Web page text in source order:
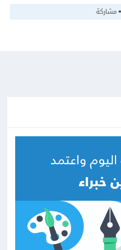
مشاركة